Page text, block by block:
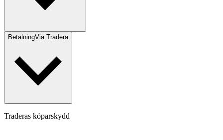
BetalningVia Tradera
Traderas köparskydd